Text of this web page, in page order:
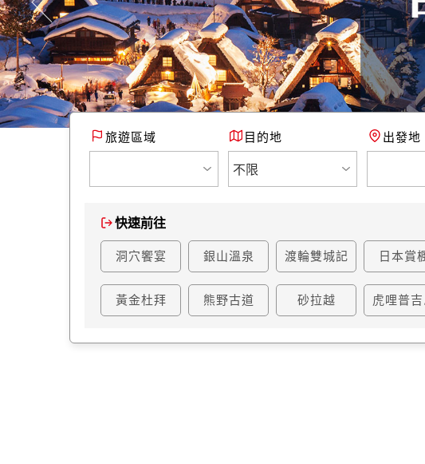
往前
旅遊區域 目的地 出發地
快速前往
洞穴饗宴 銀山溫泉 渡輪雙城記 日本賞
黃金杜拜 熊野古道 砂拉越 虎哩普